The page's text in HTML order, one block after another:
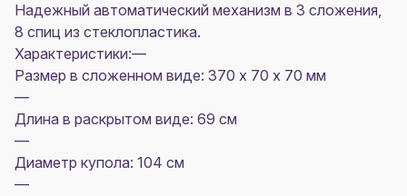
Надежный автоматический механизм в 3 сложения,
8 спиц из стеклопластика.
Характеристики:—
Размер в сложенном виде: 370 х 70 х 70 мм
—
Длина в раскрытом виде: 69 см
—
Диаметр купола: 104 см
—